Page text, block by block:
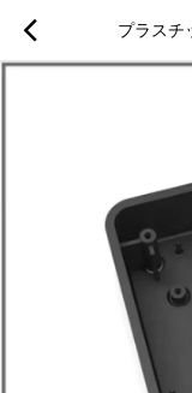
プラスチ